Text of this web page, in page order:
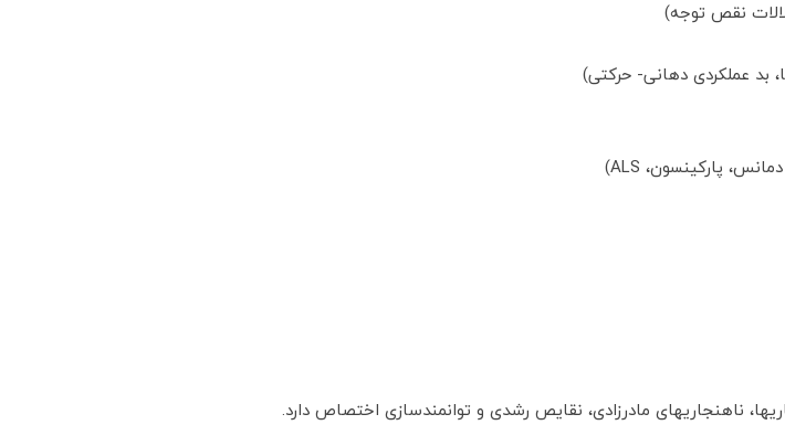
بد عملکردی دهانی- حرکتی)
ناهنجاری­های مادرزادی، نقایص رشدی و توانمندسازی اختصاص دارد.